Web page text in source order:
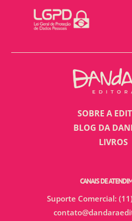
SOBRE A
BLOG DA
LIVROS
CANAIS DE
Suporte Comercial: